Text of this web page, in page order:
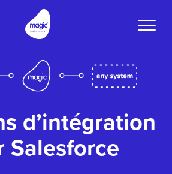
Toggle
d’intégration
Salesforce